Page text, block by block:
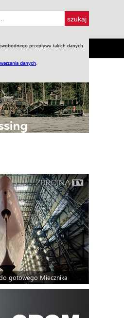
przepływu takich danych
danych
Praca w WIW
gotowego Miecznika